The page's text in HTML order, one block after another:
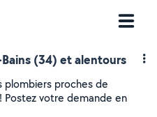
(34) et alentours
plombiers proches de
votre demande en